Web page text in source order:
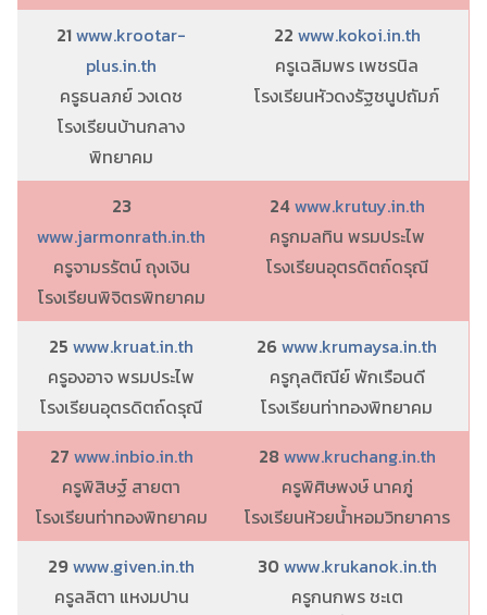
21www.krootar-
plus.in.th
ครูธนลภย์ วงเดช
โรงเรียนบ้านกลาง
พิทยาคม
22 www.kokoi.in.th
ครูเฉลิมพร เพชรนิล
โรงเรียนหัวดงรัฐชนูปถัมภ์
23
www.jarmonrath.in.th
ครูจามรรัตน์ ถุงเงิน
โรงเรียนพิจิตรพิทยาคม
24www.krutuy.in.th
ครูกมลทิน พรมประไพ
โรงเรียนอุตรดิตถ์ดรุณี
25 www.kruat.in.th
ครูองอาจ พรมประไพ
โรงเรียนอุตรดิตถ์ดรุณี
26 www.krumaysa.in.th
ครูกุลติณีย์ พักเรือนดี
โรงเรียนท่าทองพิทยาคม
27 www.inbio.in.th
ครูพิสิษฐ์ สายตา
โรงเรียนท่าทองพิทยาคม
28 www.kruchang.in.th
ครูพิศิษพงษ์ นาคภู่
โรงเรียนห้วยน้ำหอมวิทยาคาร
29www.given.in.th
ครูลลิตา แหงมปาน
30www.krukanok.in.th
ครูกนกพร ชะเต